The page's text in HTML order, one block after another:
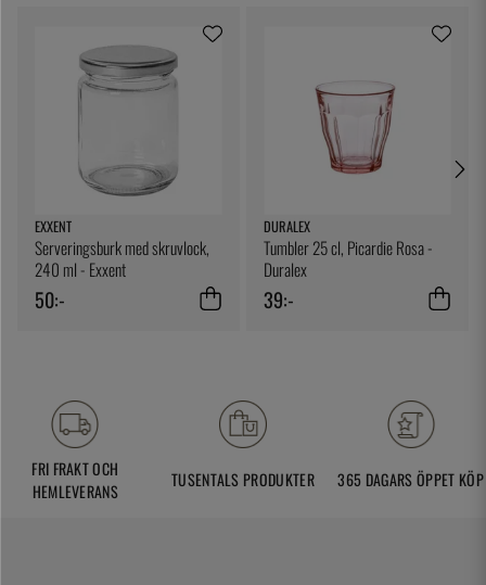
EXXENT
Serveringsburk med skruvlock,
240 ml - Exxent
50:-
DURALEX
Tumbler 25 cl, Picardie Rosa -
Duralex
39:-
FRI FRAKT OCH
HEMLEVERANS
TUSENTALS PRODUKTER 365 DAGARS ÖPPET KÖP